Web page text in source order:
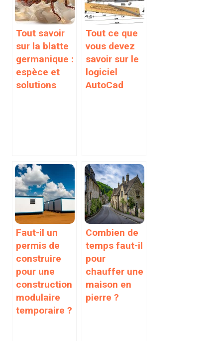
Tout savoir
sur la blatte
germanique :
espèce et
solutions
Tout ce que
vous devez
savoir sur le
logiciel
AutoCad
Faut-il un
permis de
construire
pour une
construction
modulaire
temporaire ?
Combien de
temps faut-il
pour
chauffer une
maison en
pierre ?